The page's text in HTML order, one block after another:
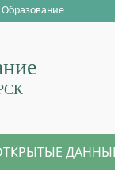
Образование